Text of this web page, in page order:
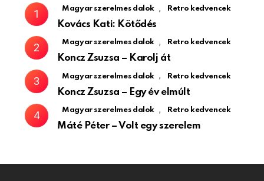
Magyar szerelmes dalok , Retro kedvencek
Kovács Kati: Kötődés
Magyar szerelmes dalok , Retro kedvencek
Koncz Zsuzsa – Karolj át
Magyar szerelmes dalok , Retro kedvencek
Koncz Zsuzsa – Egy év elmúlt
Magyar szerelmes dalok , Retro kedvencek
Máté Péter – Volt egy szerelem